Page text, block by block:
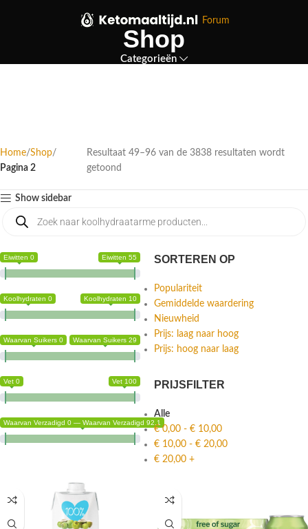
Forum
Shop
Categorieën
Home Shop
Pagina 2
Resultaat 49–96 van de 3838 resultaten wordt
getoond
Show sidebar
Eiwitten 0 Eiwitten 55
Koolhydraten 0 Koolhydraten 10
Waarvan Suikers 0 Waarvan Suikers 29
Vet 0 Vet 100
Waarvan Verzadigd 0 — Waarvan Verzadigd 92.1
SORTEREN OP
Populariteit
Gemiddelde waardering
Nieuwheid
Prijs: laag naar hoog
Prijs: hoog naar laag
PRIJSFILTER
Alle
€0,00 - € 10,00
€ 10,00 - € 20,00
€ 20,00 +